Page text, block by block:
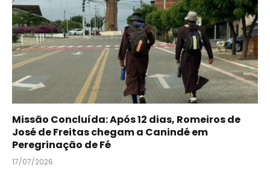
Missão Concluída: Após 12 dias, Romeiros de
José de Freitas chegam a Canindé em
Peregrinação de Fé
17/07/2026